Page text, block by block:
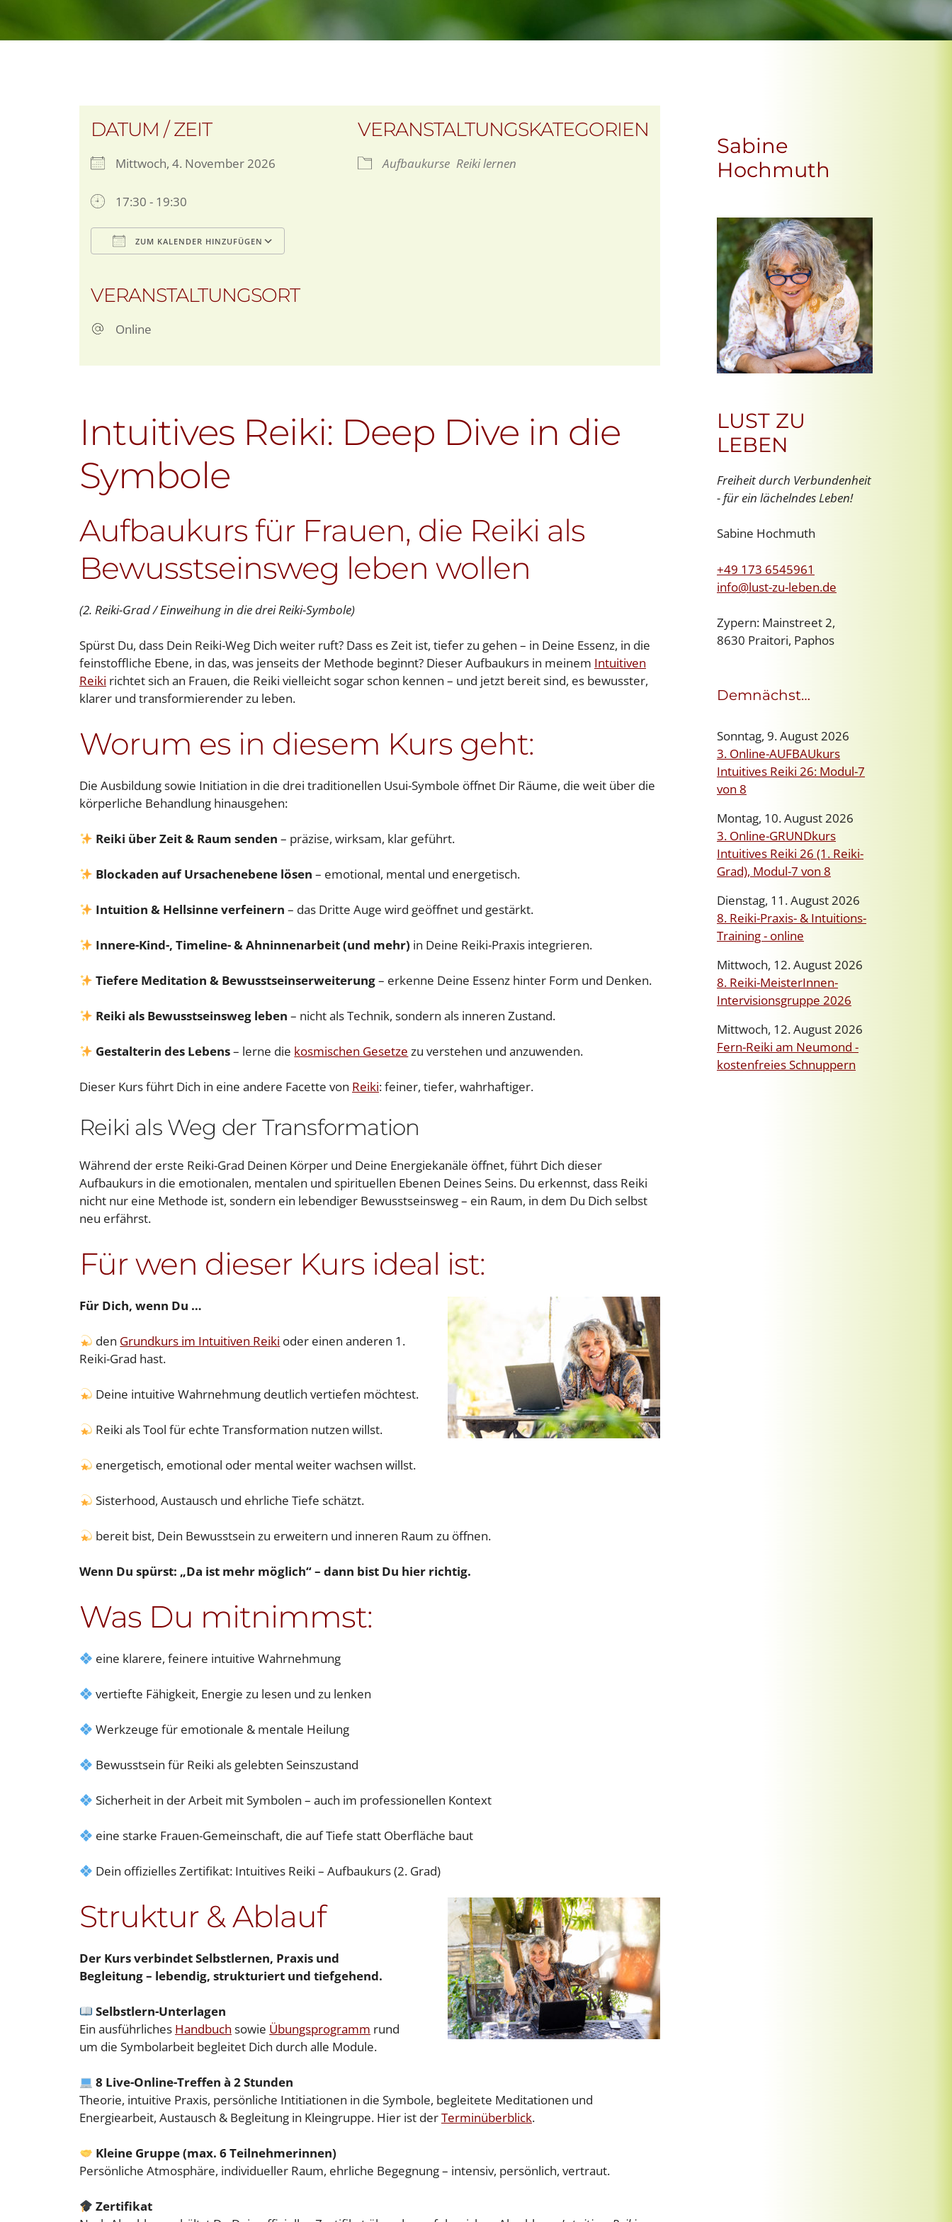
DATUM / ZEIT
Mittwoch, 4. November 2026
17:30 - 19:30
ZUM KALENDER HINZUFÜGEN
Office 365
VERANSTALTUNGSORT
Online
VERANSTALTUNGSKATEGORIEN
Aufbaukurse Reiki lernen
Intuitives Reiki: Deep Dive in die
Symbole
Aufbaukurs für Frauen, die Reiki als
Bewusstseinsweg leben wollen
(2. Reiki-Grad / Einweihung in die drei Reiki-Symbole)
Spürst Du, dass Dein Reiki-Weg Dich weiter ruft? Dass es Zeit ist, tiefer zu gehen – in Deine Essenz, in die
feinstoffliche Ebene, in das, was jenseits der Methode beginnt? Dieser Aufbaukurs in meinem Intuitiven
Reiki richtet sich an Frauen, die Reiki vielleicht sogar schon kennen – und jetzt bereit sind, es bewusster,
klarer und transformierender zu leben.
Worum es in diesem Kurs geht:
Die Ausbildung sowie Initiation in die drei traditionellen Usui-Symbole öffnet Dir Räume, die weit über die
körperliche Behandlung hinausgehen:
Reiki über Zeit & Raum senden – präzise, wirksam, klar geführt.
Blockaden auf Ursachenebene lösen – emotional, mental und energetisch.
Intuition & Hellsinne verfeinern – das Dritte Auge wird geöffnet und gestärkt.
Innere-Kind-, Timeline- & Ahninnenarbeit (und mehr) in Deine Reiki-Praxis integrieren.
Tiefere Meditation & Bewusstseinserweiterung– erkenne Deine Essenz hinter Form und Denken.
Reiki als Bewusstseinsweg leben – nicht als Technik, sondern als inneren Zustand.
Gestalterin des Lebens– lerne die kosmischen Gesetze zu verstehen und anzuwenden.
Dieser Kurs führt Dich in eine andere Facette von Reiki: feiner, tiefer, wahrhaftiger.
Reiki als Weg der Transformation
Während der erste Reiki-Grad Deinen Körper und Deine Energiekanäle öffnet, führt Dich dieser
Aufbaukurs in die emotionalen, mentalen und spirituellen Ebenen Deines Seins. Du erkennst, dass Reiki
nicht nur eine Methode ist, sondern ein lebendiger Bewusstseinsweg – ein Raum, in dem Du Dich selbst
neu erfährst.
Für wen dieser Kurs ideal ist:
Für Dich, wenn Du …
den Grundkurs im Intuitiven Reiki oder einen anderen 1.
Reiki-Grad hast.
Deine intuitive Wahrnehmung deutlich vertiefen möchtest.
Reiki als Tool für echte Transformation nutzen willst.
energetisch, emotional oder mental weiter wachsen willst.
Sisterhood, Austausch und ehrliche Tiefe schätzt.
bereit bist, Dein Bewusstsein zu erweitern und inneren Raum zu öffnen.
Wenn Du spürst: „Da ist mehr möglich“ – dann bist Du hier richtig.
Was Du mitnimmst:
eine klarere, feinere intuitive Wahrnehmung
vertiefte Fähigkeit, Energie zu lesen und zu lenken
Werkzeuge für emotionale & mentale Heilung
Bewusstsein für Reiki als gelebten Seinszustand
Sicherheit in der Arbeit mit Symbolen – auch im professionellen Kontext
eine starke Frauen-Gemeinschaft, die auf Tiefe statt Oberfläche baut
Dein offizielles Zertifikat: Intuitives Reiki – Aufbaukurs (2. Grad)
Struktur & Ablauf
Der Kurs verbindet Selbstlernen, Praxis und
Begleitung – lebendig, strukturiert und tiefgehend.
Selbstlern-Unterlagen
Ein ausführliches Handbuch sowie Übungsprogramm rund
um die Symbolarbeit begleitet Dich durch alle Module.
8 Live-Online-Treffen à 2 Stunden
Theorie, intuitive Praxis, persönliche Intitiationen in die Symbole, begleitete Meditationen und
Energiearbeit, Austausch & Begleitung in Kleingruppe. Hier ist derTerminüberblick.
Kleine Gruppe (max. 6 Teilnehmerinnen)
Persönliche Atmosphäre, individueller Raum, ehrliche Begegnung – intensiv, persönlich, vertraut.
Zertifikat
Sabine
Hochmuth
LUST ZU
LEBEN
Freiheit durch Verbundenheit
- für ein lächelndes Leben!
Sabine Hochmuth
+49 173 6545961
info@lust-zu-leben.de
Zypern: Mainstreet 2,
8630 Praitori, Paphos
Demnächst…
Sonntag, 9. August 2026
3. Online-AUFBAUkurs
Intuitives Reiki 26: Modul-7
von 8
Montag, 10. August 2026
3. Online-GRUNDkurs
Intuitives Reiki 26 (1. Reiki-
Grad), Modul-7 von 8
Dienstag, 11. August 2026
8. Reiki-Praxis- & Intuitions-
Training - online
Mittwoch, 12. August 2026
8. Reiki-MeisterInnen-
Intervisionsgruppe 2026
Mittwoch, 12. August 2026
Fern-Reiki am Neumond -
kostenfreies Schnuppern